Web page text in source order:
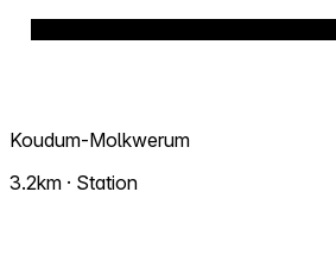
Koudum-Molkwerum
3.2km · Station